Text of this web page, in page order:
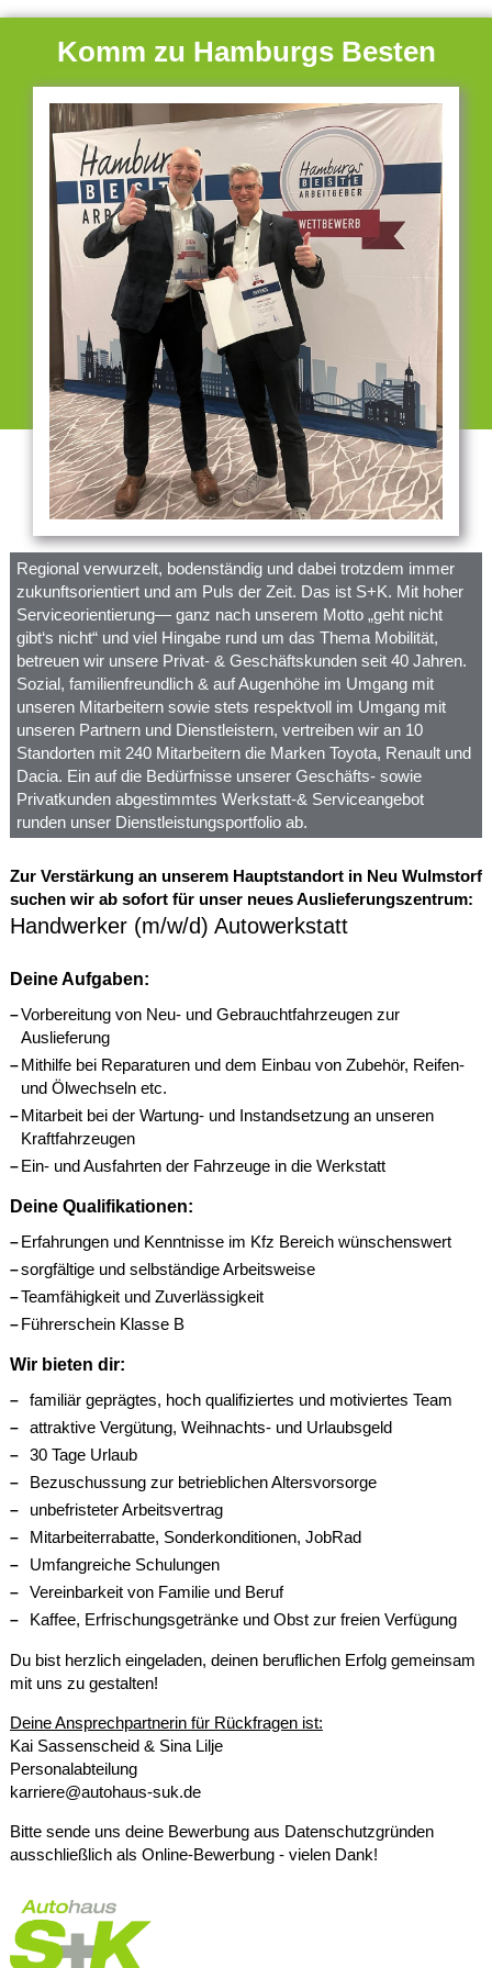
Komm zu Hamburgs Besten
Regional verwurzelt, bodenständig und dabei trotzdem immer
zukunftsorientiert und am Puls der Zeit. Das ist S+K. Mit hoher
Serviceorientierung— ganz nach unserem Motto „geht nicht
gibt‘s nicht“ und viel Hingabe rund um das Thema Mobilität,
betreuen wir unsere Privat- & Geschäftskunden seit 40 Jahren.
Sozial, familienfreundlich & auf Augenhöhe im Umgang mit
unseren Mitarbeitern sowie stets respektvoll im Umgang mit
unseren Partnern und Dienstleistern, vertreiben wir an 10
Standorten mit 240 Mitarbeitern die Marken Toyota, Renault und
Dacia. Ein auf die Bedürfnisse unserer Geschäfts- sowie
Privatkunden abgestimmtes Werkstatt-& Serviceangebot
runden unser Dienstleistungsportfolio ab.
Zur Verstärkung an unserem Hauptstandort in Neu Wulmstorf
suchen wir ab sofort für unser neues Auslieferungszentrum:
Handwerker (m/w/d) Autowerkstatt
Deine Aufgaben:
Vorbereitung von Neu- und Gebrauchtfahrzeugen zur
Auslieferung
Mithilfe bei Reparaturen und dem Einbau von Zubehör, Reifen-
und Ölwechseln etc.
Mitarbeit bei der Wartung- und Instandsetzung an unseren
Kraftfahrzeugen
Ein- und Ausfahrten der Fahrzeuge in die Werkstatt
Deine Qualifikationen:
Erfahrungen und Kenntnisse im Kfz Bereich wünschenswert
sorgfältige und selbständige Arbeitsweise
Teamfähigkeit und Zuverlässigkeit
Führerschein Klasse B
Wir bieten dir:
familiär geprägtes, hoch qualifiziertes und motiviertes Team
attraktive Vergütung, Weihnachts- und Urlaubsgeld
30 Tage Urlaub
Bezuschussung zur betrieblichen Altersvorsorge
unbefristeter Arbeitsvertrag
Mitarbeiterrabatte, Sonderkonditionen, JobRad
Umfangreiche Schulungen
Vereinbarkeit von Familie und Beruf
Kaffee, Erfrischungsgetränke und Obst zur freien Verfügung
Du bist herzlich eingeladen, deinen beruflichen Erfolg gemeinsam
mit uns zu gestalten!
Deine Ansprechpartnerin für Rückfragen ist:
Kai Sassenscheid & Sina Lilje
Personalabteilung
karriere@autohaus-suk.de
Bitte sende uns deine Bewerbung aus Datenschutzgründen
ausschließlich als Online-Bewerbung - vielen Dank!